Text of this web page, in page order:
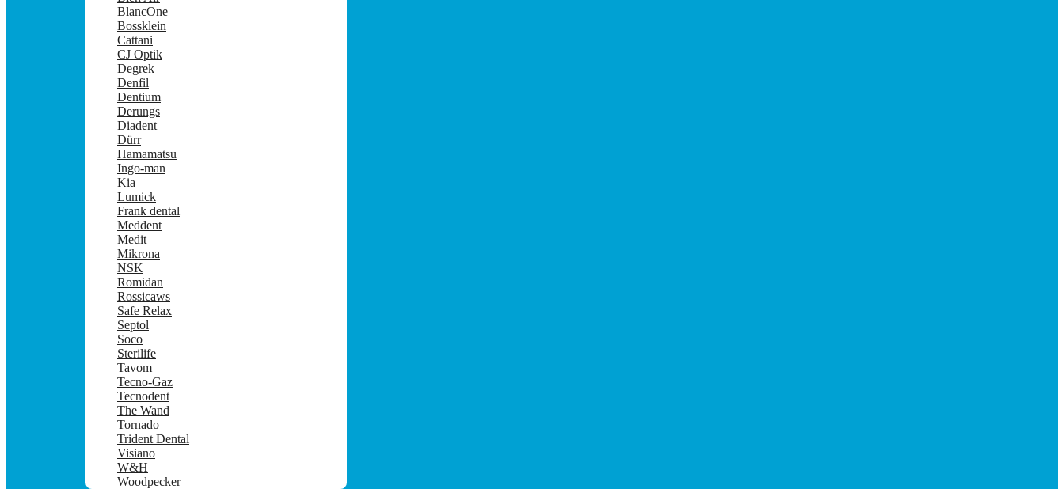
BlancOne
Bossklein
Cattani
CJ Optik
Degrek
Denfil
Dentium
Derungs
Diadent
Dürr
Hamamatsu
Ingo-man
Kia
Lumick
Frank dental
Meddent
Medit
Mikrona
NSK
Romidan
Rossicaws
Safe Relax
Septol
Soco
Sterilife
Tavom
Tecno-Gaz
Tecnodent
The Wand
Tornado
Trident Dental
Visiano
W&H
Woodpecker